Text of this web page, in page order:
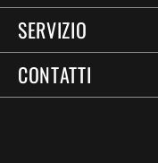
SERVIZIO
CONTATTI